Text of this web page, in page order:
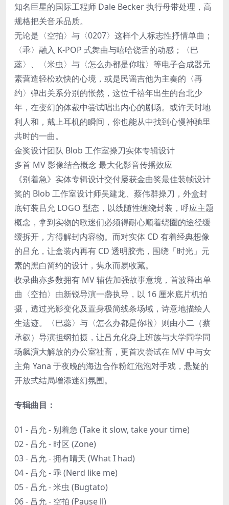
知名巨星的国际工程师 Dale Becker 执行母带处理，高
规格把关音乐品质。
无论是〈空拍〉与〈0207〉这样个人标志性抒情单曲；
〈乖〉融入 K-POP 式舞曲与嘻哈饶舌的动感；〈巴
蕊〉、〈米虫〉与〈怎么办都是你啦〉等电子合成器元
素营造轻松欢快的心境，或是民谣吉他为主奏的〈再
约〉弹出关系分别的怅然，这位千禧年出生的台北少
年，在变幻的体裁中尝试唱出内心的剧场。或许天时地
利人和，戴上耳机的瞬间，你也能从中找到心慢神驰里
共时的一曲。
金奖设计团队 Blob 工作室操刀实体专辑设计
多首 MV 影像结合概念 最大化影音传播效应
《别着急》实体专辑设计交付屡获金曲奖最佳装帧设计
奖的 Blob 工作室设计师吴建龙、蔡伟群操刀，外盒封
底钉装吕允 LOGO 型态，以线随性缠绕封装，呼应主题
概念，拿到实物的歌迷们必须得耐心顺着绕圈的途径缓
缓拆开，方得解封内容物。而对实体 CD 有着经典想像
的吕允，让盒装内再有 CD 透明胶壳，围绕「时光」元
素的黑白简约的设计，隽永而易收藏。
收录曲亦多数拥有 MV 辅佐加强故事意境，首波释出单
曲〈空拍〉由新锐导演一盏执导，以 16 厘米底片机拍
摄，透过光影变化及置身极简线条场域，诗意地描绘人
生遗迹。〈巴蕊〉与〈怎么办都是你啦〉则由小二（蔡
承叡）导演担纲拍摄，让吕允化身上班族与大学同学同
场飙演大解放的办公室社畜，更首次尝试在 MV 中与女
主角 Yana 于夜晚的海边合作粉红泡泡对手戏，悬疑的
开放式结局增添迷幻氛围。
专辑曲目：
01 - 吕允 - 别着急 (Take it slow, take your time)
02 - 吕允 - 时区 (Zone)
03 - 吕允 - 拥有晴天 (What I had)
04 - 吕允 - 乖 (Nerd like me)
05 - 吕允 - 米虫 (Bugtato)
06 - 吕允 - 空拍 (Pause ll)